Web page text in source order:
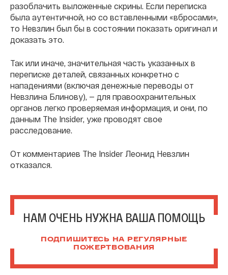
разоблачить выложенные скрины. Если переписка
была аутентичной, но со вставленными «вбросами»,
то Невзлин был бы в состоянии показать оригинал и
доказать это.
Так или иначе, значительная часть указанных в
переписке деталей, связанных конкретно с
нападениями (включая денежные переводы от
Невзлина Блинову), — для правоохранительных
органов легко проверяемая информация, и они, по
данным The Insider, уже проводят свое
расследование.
От комментариев The Insider Леонид Невзлин
отказался.
НАМ ОЧЕНЬ НУЖНА ВАША ПОМОЩЬ
ПОДПИШИТЕСЬ НА РЕГУЛЯРНЫЕ
ПОЖЕРТВОВАНИЯ